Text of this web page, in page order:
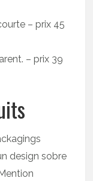
– prix 45
– prix 39
design sobre